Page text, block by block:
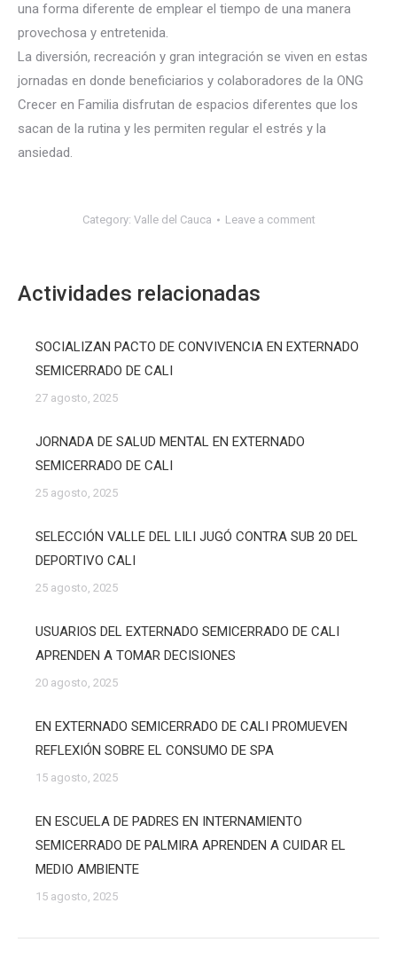
una forma diferente de emplear el tiempo de una manera
provechosa y entretenida.
La diversión, recreación y gran integración se viven en estas
jornadas en donde beneficiarios y colaboradores de la ONG
Crecer en Familia disfrutan de espacios diferentes que los
sacan de la rutina y les permiten regular el estrés y la
ansiedad.
Category: Valle del Cauca Leave a comment
Actividades relacionadas
SOCIALIZAN PACTO DE CONVIVENCIA EN EXTERNADO
SEMICERRADO DE CALI
27 agosto, 2025
JORNADA DE SALUD MENTAL EN EXTERNADO
SEMICERRADO DE CALI
25 agosto, 2025
SELECCIÓN VALLE DEL LILI JUGÓ CONTRA SUB 20 DEL
DEPORTIVO CALI
25 agosto, 2025
USUARIOS DEL EXTERNADO SEMICERRADO DE CALI
APRENDEN A TOMAR DECISIONES
20 agosto, 2025
EN EXTERNADO SEMICERRADO DE CALI PROMUEVEN
REFLEXIÓN SOBRE EL CONSUMO DE SPA
15 agosto, 2025
EN ESCUELA DE PADRES EN INTERNAMIENTO
SEMICERRADO DE PALMIRA APRENDEN A CUIDAR EL
MEDIO AMBIENTE
15 agosto, 2025